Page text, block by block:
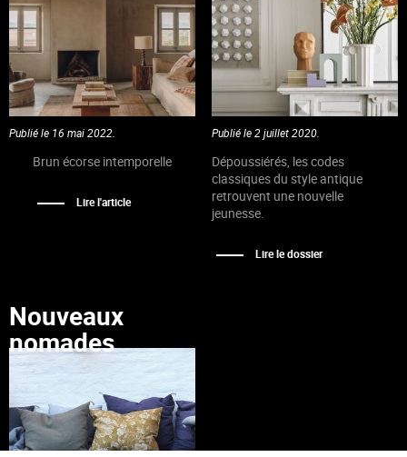
Publié le 16 mai 2022.
Brun écorse intemporelle
Lire l'article
Publié le 2 juillet 2020.
Dépoussiérés, les codes
classiques du style antique
retrouvent une nouvelle
jeunesse.
Lire le dossier
Nouveaux
nomades